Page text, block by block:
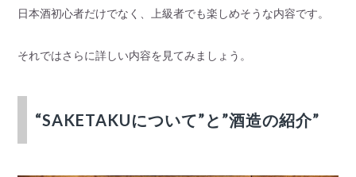
日本酒初心者だけでなく、上級者でも楽しめそうな内容です。
それではさらに詳しい内容を見てみましょう。
“SAKETAKUについて”と”酒造の紹介”